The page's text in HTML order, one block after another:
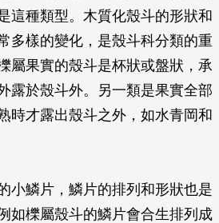
這種類型。木質化殼斗的形狀和
多樣的變化，是殼斗科分類的重
屬果實的殼斗是杯狀或盤狀，承
露於殼斗外。另一類是果實全部
時才露出殼斗之外，如水青岡和
小鱗片，鱗片的排列和形狀也是
如櫟屬殼斗的鱗片會合生排列成